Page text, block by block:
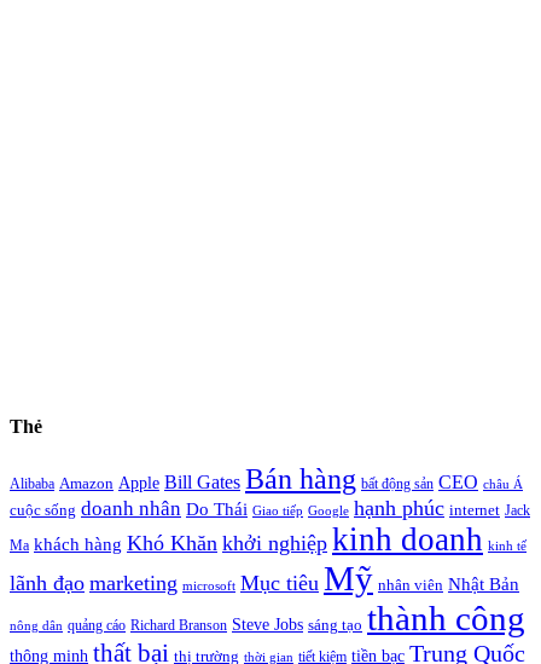
Thẻ
Alibaba Amazon Apple Bill Gates Bán hàng bất động sản CEO châu Á
cuộc sống doanh nhân Do Thái Giao tiếp Google hạnh phúc internet Jack
Ma khách hàng Khó Khăn khởi nghiệp kinh doanh kinh tế
lãnh đạo marketing microsoft Mục tiêu Mỹ nhân viên Nhật Bản
nông dân quảng cáo Richard Branson Steve Jobs sáng tạo thành công
thông minh thất bại thị trường thời gian tiết kiệm tiền bạc Trung Quốc